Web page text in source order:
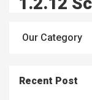
Our Category
Recent Post